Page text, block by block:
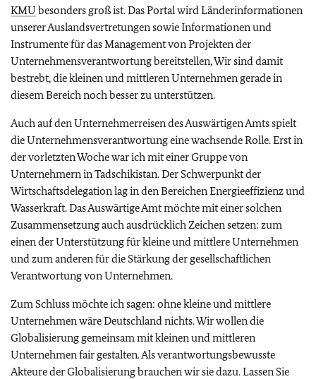
KMU besonders groß ist. Das Portal wird Länderinformationen
unserer Auslandsvertretungen sowie Informationen und
Instrumente für das Management von Projekten der
Unternehmensverantwortung bereitstellen, Wir sind damit
bestrebt, die kleinen und mittleren Unternehmen gerade in
diesem Bereich noch besser zu unterstützen.
Auch auf den Unternehmerreisen des Auswärtigen Amts spielt
die Unternehmensverantwortung eine wachsende Rolle. Erst in
der vorletzten Woche war ich mit einer Gruppe von
Unternehmern in Tadschikistan. Der Schwerpunkt der
Wirtschaftsdelegation lag in den Bereichen Energieeffizienz und
Wasserkraft. Das Auswärtige Amt möchte mit einer solchen
Zusammensetzung auch ausdrücklich Zeichen setzen: zum
einen der Unterstützung für kleine und mittlere Unternehmen
und zum anderen für die Stärkung der gesellschaftlichen
Verantwortung von Unternehmen.
Zum Schluss möchte ich sagen: ohne kleine und mittlere
Unternehmen wäre Deutschland nichts. Wir wollen die
Globalisierung gemeinsam mit kleinen und mittleren
Unternehmen fair gestalten. Als verantwortungsbewusste
Akteure der Globalisierung brauchen wir sie dazu. Lassen Sie